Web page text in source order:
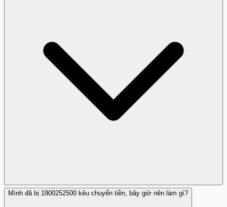
Tạo áp lực khẩn cấp là chiến thuật lừa đảo phổ biến. Một
Mình đã bị 1900252500 kêu chuyển tiền, bây giờ nên làm gì?